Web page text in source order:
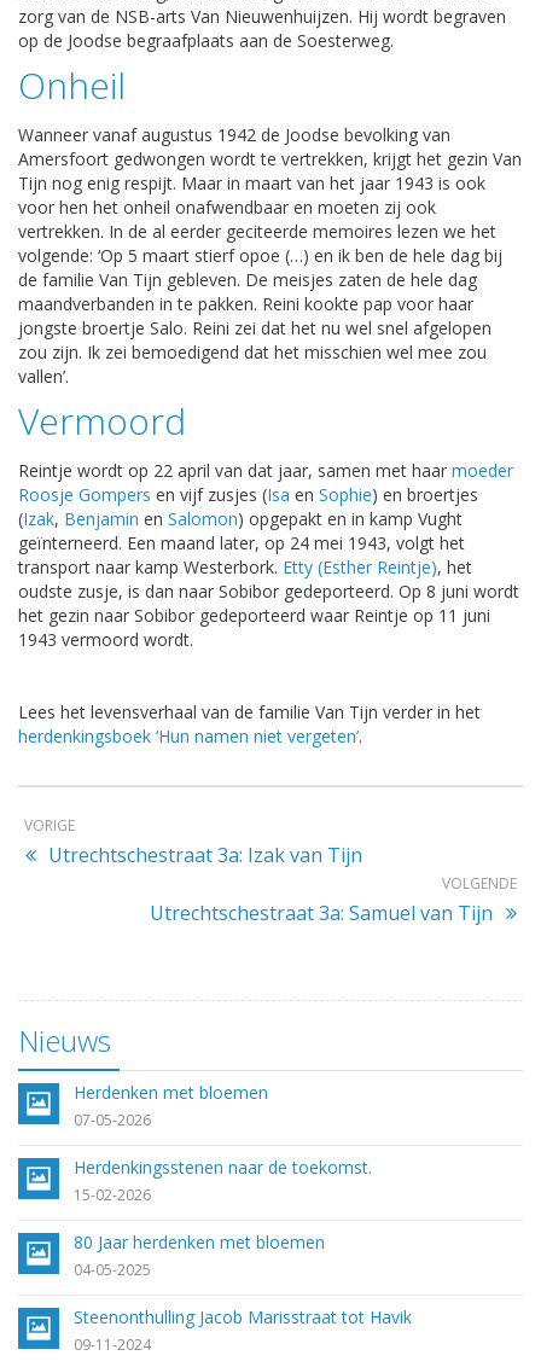
zorg van de NSB-arts Van Nieuwenhuijzen. Hij wordt begraven
op de Joodse begraafplaats aan de Soesterweg.
Onheil
Wanneer vanaf augustus 1942 de Joodse bevolking van
Amersfoort gedwongen wordt te vertrekken, krijgt het gezin Van
Tijn nog enig respijt. Maar in maart van het jaar 1943 is ook
voor hen het onheil onafwendbaar en moeten zij ook
vertrekken. In de al eerder geciteerde memoires lezen we het
volgende: ‘Op 5 maart stierf opoe (…) en ik ben de hele dag bij
de familie Van Tijn gebleven. De meisjes zaten de hele dag
maandverbanden in te pakken. Reini kookte pap voor haar
jongste broertje Salo. Reini zei dat het nu wel snel afgelopen
zou zijn. Ik zei bemoedigend dat het misschien wel mee zou
vallen’.
Vermoord
Reintje wordt op 22 april van dat jaar, samen met haar moeder
Roosje Gompers en vijf zusjes (Isa en Sophie) en broertjes
(Izak, Benjamin en Salomon) opgepakt en in kamp Vught
geïnterneerd. Een maand later, op 24 mei 1943, volgt het
transport naar kamp Westerbork. Etty (Esther Reintje), het
oudste zusje, is dan naar Sobibor gedeporteerd. Op 8 juni wordt
het gezin naar Sobibor gedeporteerd waar Reintje op 11 juni
1943 vermoord wordt.
Lees het levensverhaal van de familie Van Tijn verder in het
herdenkingsboek ‘Hun namen niet vergeten’.
VORIGE
Utrechtschestraat 3a: Izak van Tijn
VOLGENDE
Utrechtschestraat 3a: Samuel van Tijn
Nieuws
Herdenken met bloemen
07-05-2026
Herdenkingsstenen naar de toekomst.
15-02-2026
80 Jaar herdenken met bloemen
04-05-2025
Steenonthulling Jacob Marisstraat tot Havik
09-11-2024